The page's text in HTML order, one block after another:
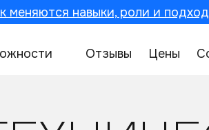
меняются навыки, роли и
Отзывы Цены